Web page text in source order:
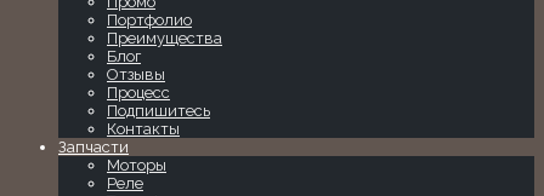
Портфолио
Преимущества
Блог
Отзывы
Процесс
Подпишитесь
Контакты
Запчасти
Моторы
Реле